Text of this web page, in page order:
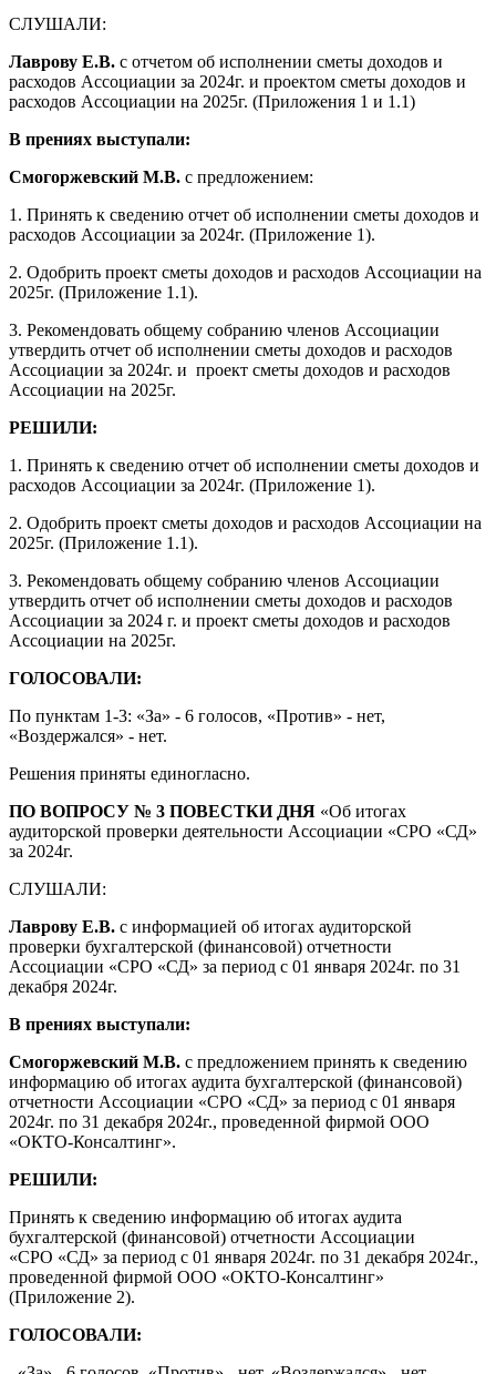
СЛУШАЛИ:
Лаврову Е.В. с отчетом об исполнении сметы доходов и
расходов Ассоциации за 2024г. и проектом сметы доходов и
расходов Ассоциации на 2025г. (Приложения 1 и 1.1)
В прениях выступали:
Смогоржевский М.В. с предложением:
1. Принять к сведению отчет об исполнении сметы доходов и
расходов Ассоциации за 2024г. (Приложение 1).
2. Одобрить проект сметы доходов и расходов Ассоциации на
2025г. (Приложение 1.1).
3. Рекомендовать общему собранию членов Ассоциации
утвердить отчет об исполнении сметы доходов и расходов
Ассоциации за 2024г. и проект сметы доходов и расходов
Ассоциации на 2025г.
РЕШИЛИ:
1. Принять к сведению отчет об исполнении сметы доходов и
расходов Ассоциации за 2024г. (Приложение 1).
2. Одобрить проект сметы доходов и расходов Ассоциации на
2025г. (Приложение 1.1).
3. Рекомендовать общему собранию членов Ассоциации
утвердить отчет об исполнении сметы доходов и расходов
Ассоциации за 2024 г. и проект сметы доходов и расходов
Ассоциации на 2025г.
ГОЛОСОВАЛИ:
По пунктам 1-3: «За» - 6 голосов, «Против» - нет,
«Воздержался» - нет.
Решения приняты единогласно.
ПО ВОПРОСУ № 3 ПОВЕСТКИ ДНЯ «Об итогах
аудиторской проверки деятельности Ассоциации «СРО «СД»
за 2024г.
СЛУШАЛИ:
Лаврову Е.В. с информацией об итогах аудиторской
проверки бухгалтерской (финансовой) отчетности
Ассоциации «СРО «СД» за период с 01 января 2024г. по 31
декабря 2024г.
В прениях выступали:
Смогоржевский М.В. с предложением принять к сведению
информацию об итогах аудита бухгалтерской (финансовой)
отчетности Ассоциации «СРО «СД» за период с 01 января
2024г. по 31 декабря 2024г., проведенной фирмой ООО
«ОКТО-Консалтинг».
РЕШИЛИ:
Принять к сведению информацию об итогах аудита
бухгалтерской (финансовой) отчетности Ассоциации
«СРО «СД» за период с 01 января 2024г. по 31 декабря 2024г.,
проведенной фирмой ООО «ОКТО-Консалтинг»
(Приложение 2).
ГОЛОСОВАЛИ: